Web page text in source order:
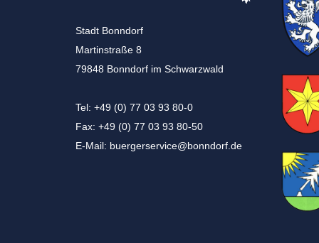
Stadt Bonndorf
Martinstraße 8
79848 Bonndorf im Schwarzwald
Tel: +49 (0) 77 03 93 80-0
Fax: +49 (0) 77 03 93 80-50
E-Mail: buergerservice@bonndorf.de